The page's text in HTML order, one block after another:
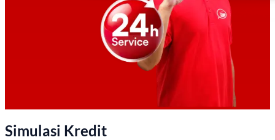
Simulasi Kredit